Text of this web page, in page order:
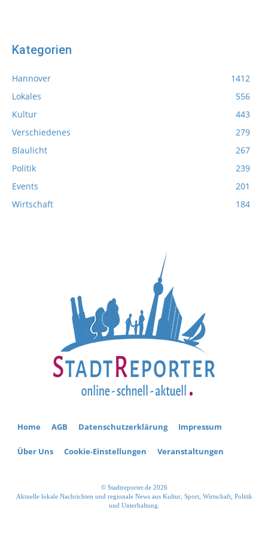
Kategorien
Hannover
1412
Lokales
556
Kultur
443
Verschiedenes
279
Blaulicht
267
Politik
239
Events
201
Wirtschaft
184
Home AGB Datenschutzerklärung Impressum
Über Uns Cookie-Einstellungen Veranstaltungen
© Stadtreporter.de 2026
Aktuelle lokale Nachrichten und regionale News aus Kultur, Sport, Wirtschaft, Politik
und Unterhaltung.